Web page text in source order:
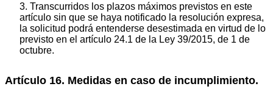
3. Transcurridos los plazos máximos previstos en este
artículo sin que se haya notificado la resolución expresa,
la solicitud podrá entenderse desestimada en virtud de lo
previsto en el artículo 24.1 de la Ley 39/2015, de 1 de
octubre.
Artículo 16. Medidas en caso de incumplimiento.